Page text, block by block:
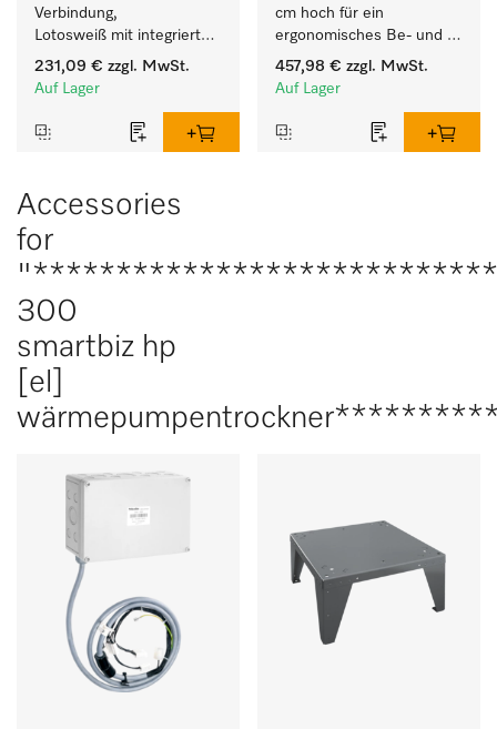
Verbindung,
Lotosweiß mit integrierter
Schublade für eine
besonders komfortable
231,09 € zzgl. MwSt.
Auf Lager
cm hoch für ein
ergonomisches Be- und
Entladen von
Waschmaschine und
457,98 € zzgl. MwSt.
Auf Lager
Accessories
for
300
smartbiz hp
[el]